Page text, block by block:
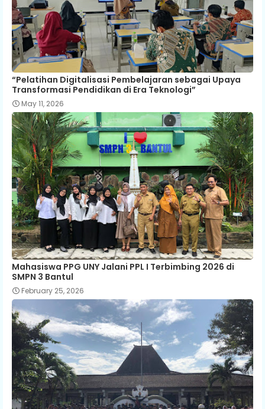
“Pelatihan Digitalisasi Pembelajaran sebagai Upaya
Transformasi Pendidikan di Era Teknologi”
May 11, 2026
Mahasiswa PPG UNY Jalani PPL I Terbimbing 2026 di
SMPN 3 Bantul
February 25, 2026